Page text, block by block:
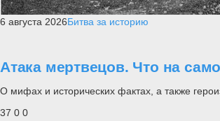
6 августа 2026Битва за историю
Атака мертвецов. Что на
О мифах и исторических фактах, а также
37 0 0